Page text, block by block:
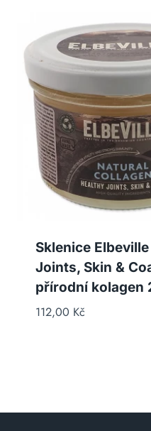
Sklenice
Joints, Skin &
přírodní kolagen
112,00 Kč